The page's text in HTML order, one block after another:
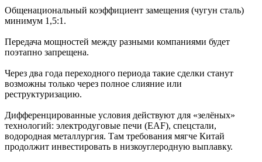
Общенациональный коэффициент замещения (чугун сталь)
минимум 1,5:1.
Передача мощностей между разными компаниями будет
поэтапно запрещена.
Через два года переходного периода такие сделки станут
возможны только через полное слияние или
реструктуризацию.
Дифференцированные условия действуют для «зелёных»
технологий: электродуговые печи (EAF), спецстали,
водородная металлургия. Там требования мягче Китай
продолжит инвестировать в низкоуглеродную выплавку.